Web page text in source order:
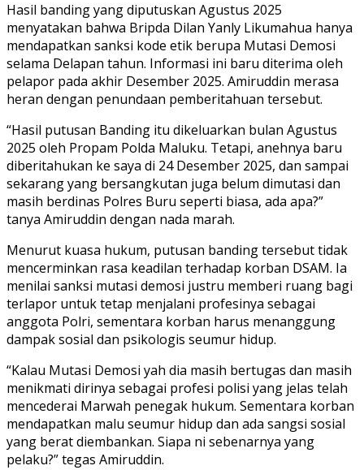
Hasil banding yang diputuskan Agustus 2025
menyatakan bahwa Bripda Dilan Yanly Likumahua hanya
mendapatkan sanksi kode etik berupa Mutasi Demosi
selama Delapan tahun. Informasi ini baru diterima oleh
pelapor pada akhir Desember 2025. Amiruddin merasa
heran dengan penundaan pemberitahuan tersebut.
“Hasil putusan Banding itu dikeluarkan bulan Agustus
2025 oleh Propam Polda Maluku. Tetapi, anehnya baru
diberitahukan ke saya di 24 Desember 2025, dan sampai
sekarang yang bersangkutan juga belum dimutasi dan
masih berdinas Polres Buru seperti biasa, ada apa?”
tanya Amiruddin dengan nada marah.
Menurut kuasa hukum, putusan banding tersebut tidak
mencerminkan rasa keadilan terhadap korban DSAM. Ia
menilai sanksi mutasi demosi justru memberi ruang bagi
terlapor untuk tetap menjalani profesinya sebagai
anggota Polri, sementara korban harus menanggung
dampak sosial dan psikologis seumur hidup.
“Kalau Mutasi Demosi yah dia masih bertugas dan masih
menikmati dirinya sebagai profesi polisi yang jelas telah
mencederai Marwah penegak hukum. Sementara korban
mendapatkan malu seumur hidup dan ada sangsi sosial
yang berat diembankan. Siapa ni sebenarnya yang
pelaku?” tegas Amiruddin.